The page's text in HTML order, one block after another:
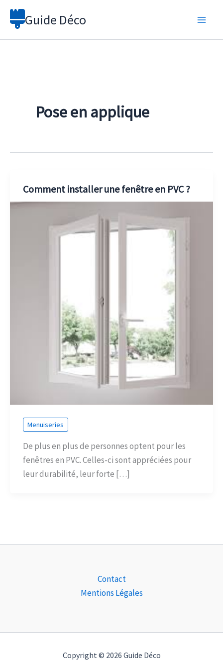
Aller
Guide Déco
Pose en applique
Comment installer une fenêtre en PVC ?
Menuiseries
De plus en plus de personnes optent pour les
fenêtres en PVC. Celles-ci sont appréciées pour
leur durabilité, leur forte […]
Contact
Mentions Légales
Copyright © 2026 Guide Déco